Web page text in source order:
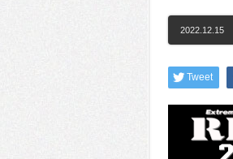
2022.12.15
Tweet